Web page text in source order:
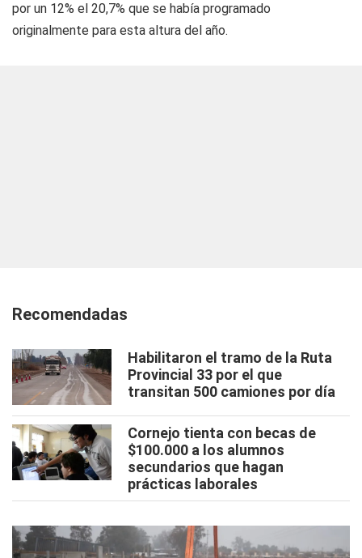
por un 12% el 20,7% que se había programado
originalmente para esta altura del año.
Recomendadas
Habilitaron el tramo de la Ruta
Provincial 33 por el que
transitan 500 camiones por día
Cornejo tienta con becas de
$100.000 a los alumnos
secundarios que hagan
prácticas laborales